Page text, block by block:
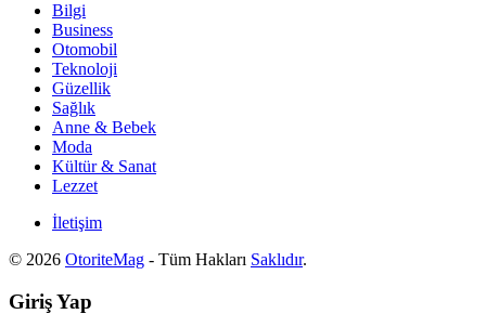
Bilgi
Business
Otomobil
Teknoloji
Güzellik
Sağlık
Anne & Bebek
Moda
Kültür & Sanat
Lezzet
İletişim
© 2026 OtoriteMag - Tüm Hakları Saklıdır.
Giriş Yap